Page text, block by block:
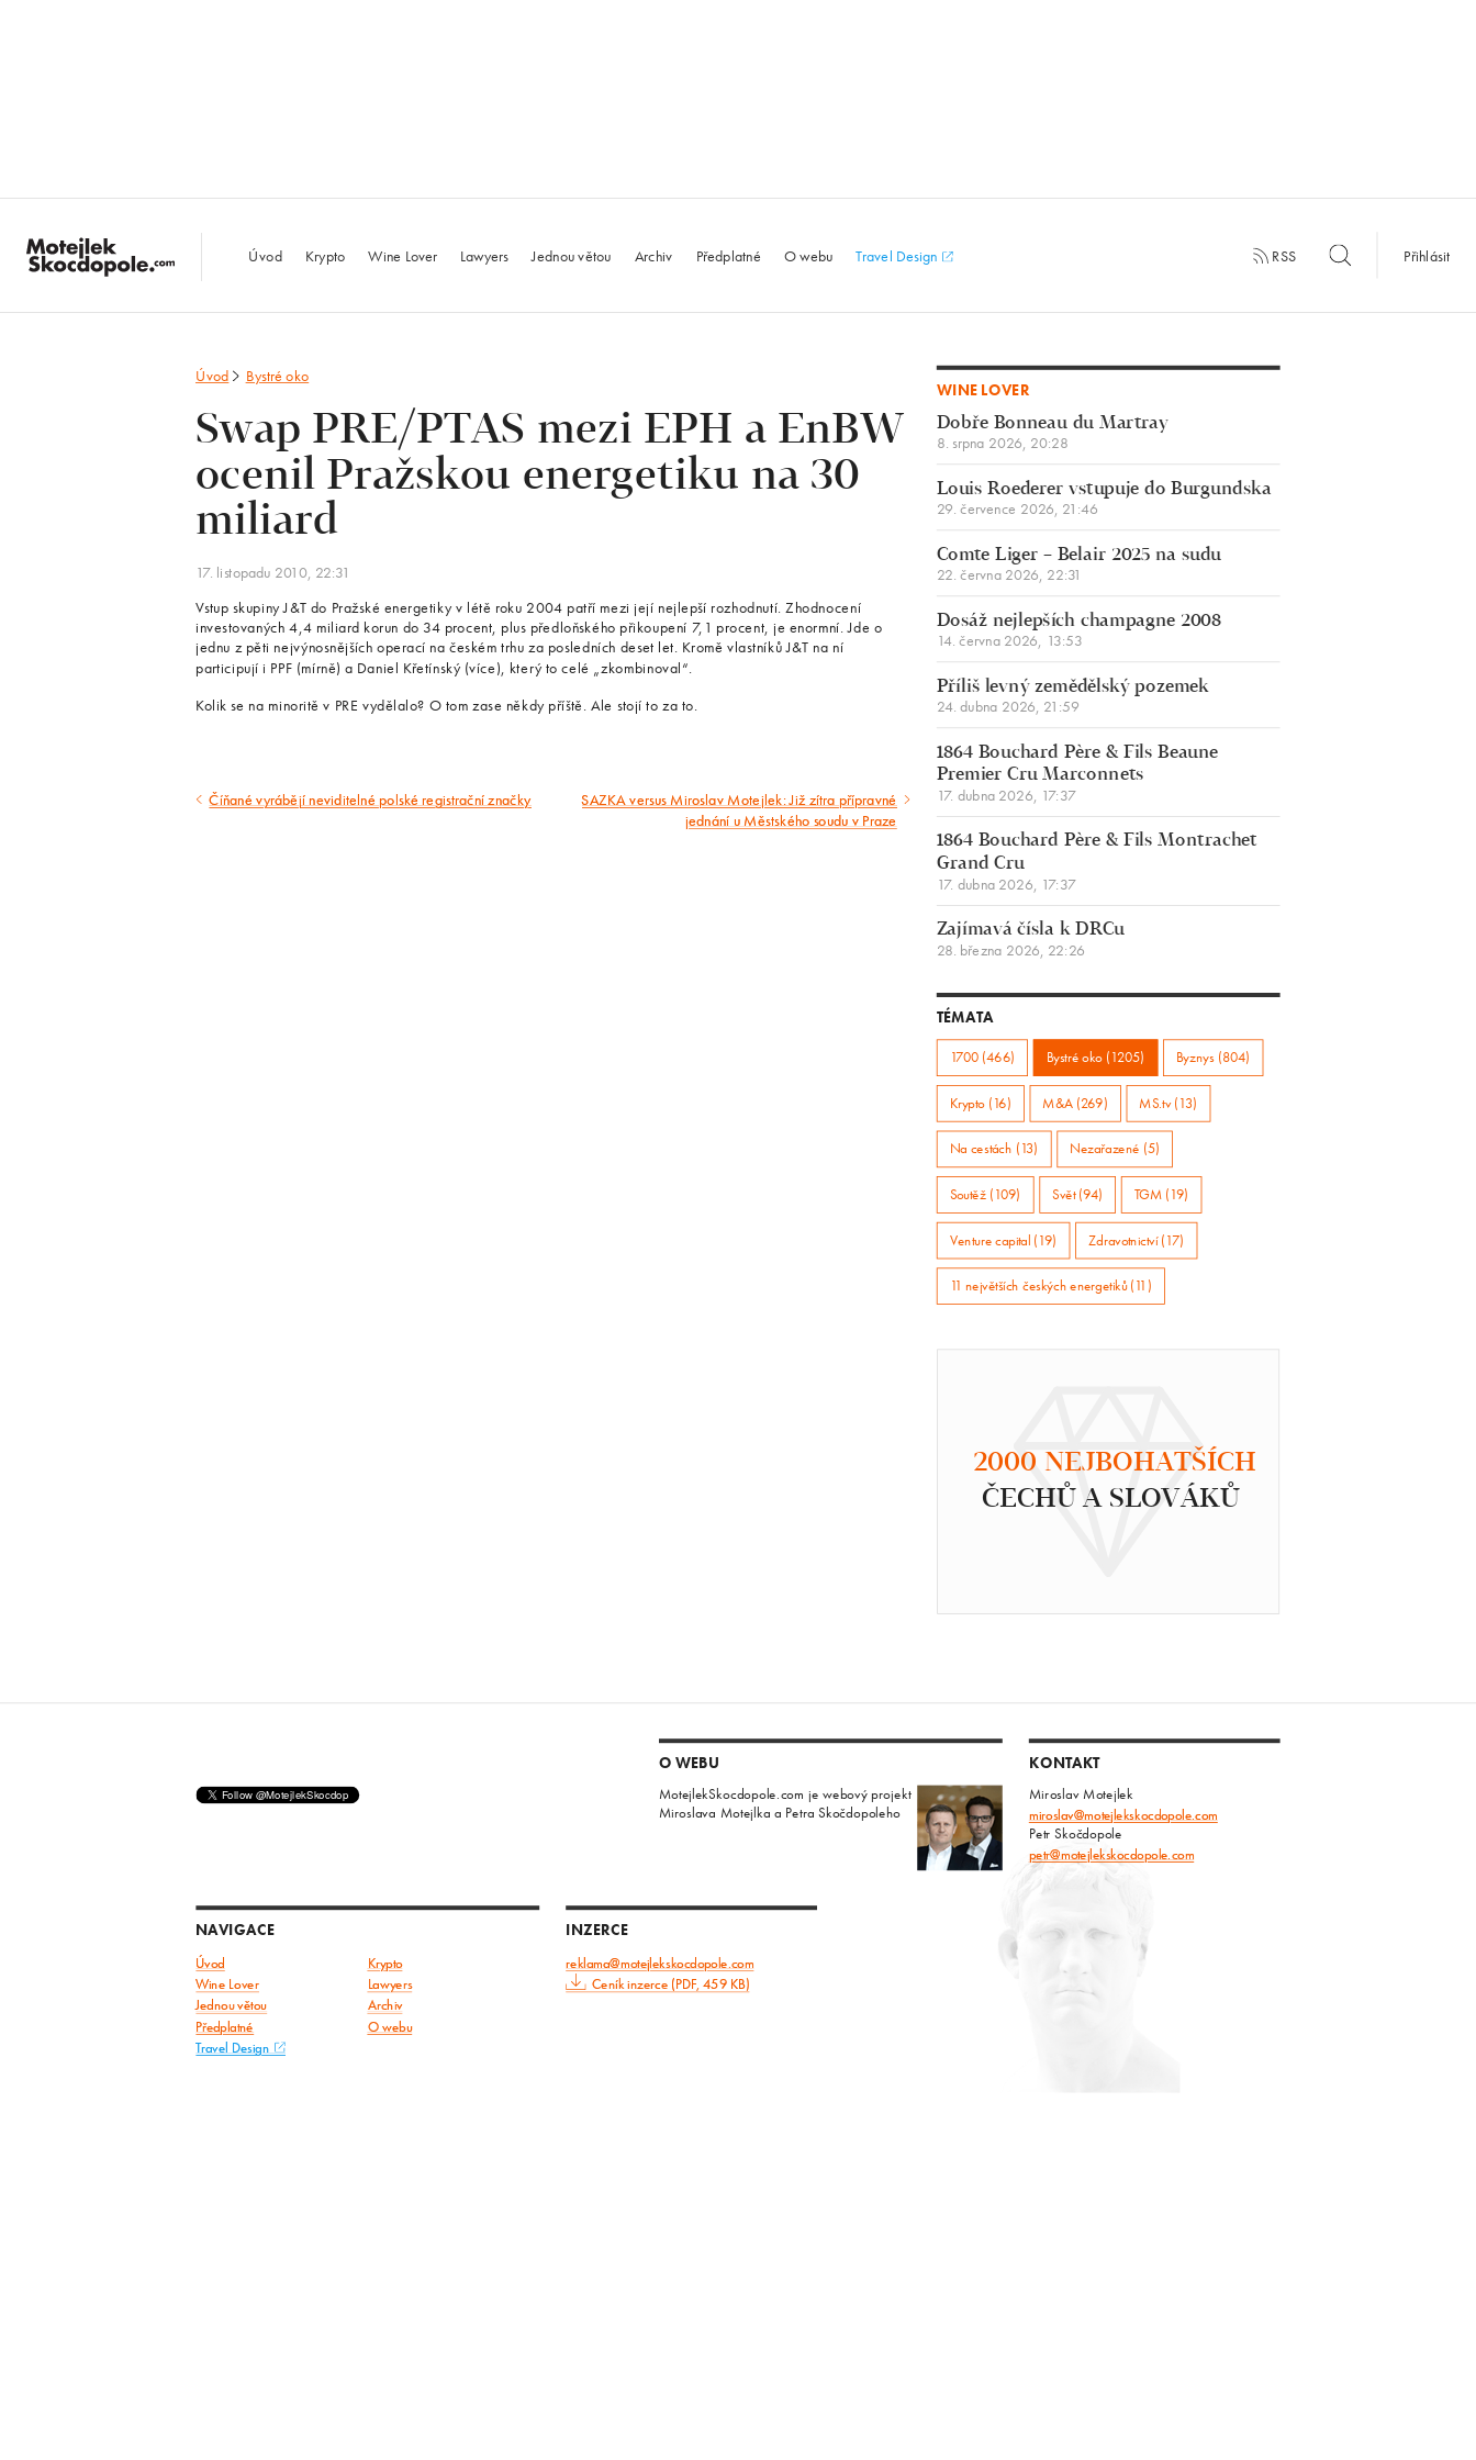
MotejlekSkocdopole.com
Úvod Krypto Wine Lover Lawyers Jednou větou Archiv Předplatné O webu Travel Design RSS Přihlásit
Úvod Bystré oko
Swap PRE/PTAS mezi EPH a EnBW
ocenil Pražskou energetiku na 30
miliard
17. listopadu 2010, 22:31
Vstup skupiny J&T do Pražské energetiky v létě roku 2004 patří mezi její nejlepší rozhodnutí. Zhodnocení
investovaných 4,4 miliard korun do 34 procent, plus předloňského přikoupení 7,1 procent, je enormní. Jde o
jednu z pěti nejvýnosnějších operací na českém trhu za posledních deset let. Kromě vlastníků J&T na ní
participují i PPF (mírně) a Daniel Křetínský (více), který to celé „zkombinoval“.
Kolik se na minoritě v PRE vydělalo? O tom zase někdy příště. Ale stojí to za to.
Předcházející
Číňané vyrábějí neviditelné polské registrační značky Následující
SAZKA versus Miroslav Motejlek: Již zítra přípravné
jednání u Městského soudu v Praze
WINE LOVER
Dobře Bonneau du Martray
8. srpna 2026, 20:28
Louis Roederer vstupuje do Burgundska
29. července 2026, 21:46
Comte Liger – Belair 2025 na sudu
22. června 2026, 22:31
Dosáž nejlepších champagne 2008
14. června 2026, 13:53
Příliš levný zemědělský pozemek
24. dubna 2026, 21:59
1864 Bouchard Père & Fils Beaune
Premier Cru Marconnets
17. dubna 2026, 17:37
1864 Bouchard Père & Fils Montrachet
Grand Cru
17. dubna 2026, 17:37
Zajímavá čísla k DRCu
28. března 2026, 22:26
TÉMATA
1700 (466) Bystré oko (1205) Byznys (804)
Krypto (16) M&A (269) MS.tv (13)
Na cestách (13) Nezařazené (5)
Soutěž (109) Svět (94) TGM (19)
Venture capital (19) Zdravotnictví (17)
11 největších českých energetiků (11)
2000 NEJBOHATŠÍCH
ČECHŮ A SLOVÁKŮ
O WEBU
MotejlekSkocdopole.com je webový projekt
Miroslava Motejlka a Petra Skočdopoleho
KONTAKT
Miroslav Motejlek
miroslav@motejlekskocdopole.com
Petr Skočdopole
petr@motejlekskocdopole.com
NAVIGACE
Úvod Krypto
Wine Lover
Lawyers
Jednou větou
Archiv
Předplatné O webu
Travel Design
INZERCE
reklama@motejlekskocdopole.com
Ceník inzerce (PDF, 459 KB)